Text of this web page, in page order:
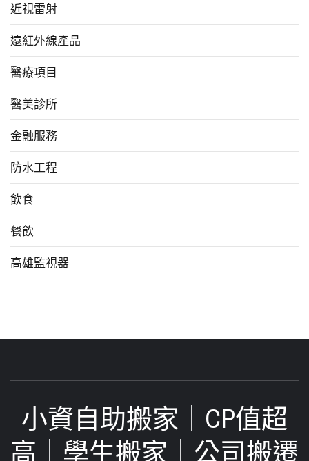
近視雷射
遠紅外線產品
醫療項目
醫美診所
金融服務
防水工程
飲食
餐飲
高雄監視器
小資自助搬家｜CP值超
高｜學生搬家｜公司搬遷‎